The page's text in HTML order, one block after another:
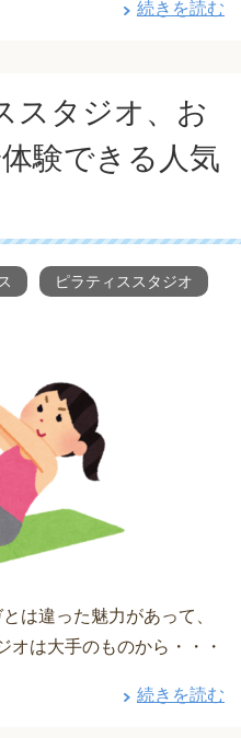
続きを読む
スタジオ、お
験できる人気
ピラティススタジオ
は違った魅力があって、
オは大手のものから・・・
続きを読む